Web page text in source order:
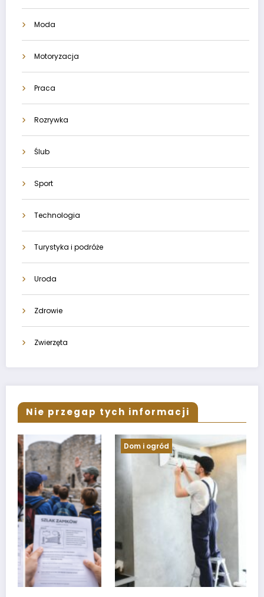
Moda
Motoryzacja
Praca
Rozrywka
Ślub
Sport
Technologia
Turystyka i podróże
Uroda
Zdrowie
Zwierzęta
Nie przegap tych informacji
Dom i ogród